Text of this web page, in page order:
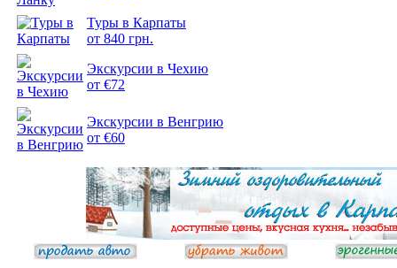
Туры в Карпаты
от 840 грн.
Экскурсии в Чехию
от €72
Экскурсии в Венгрию
от €60